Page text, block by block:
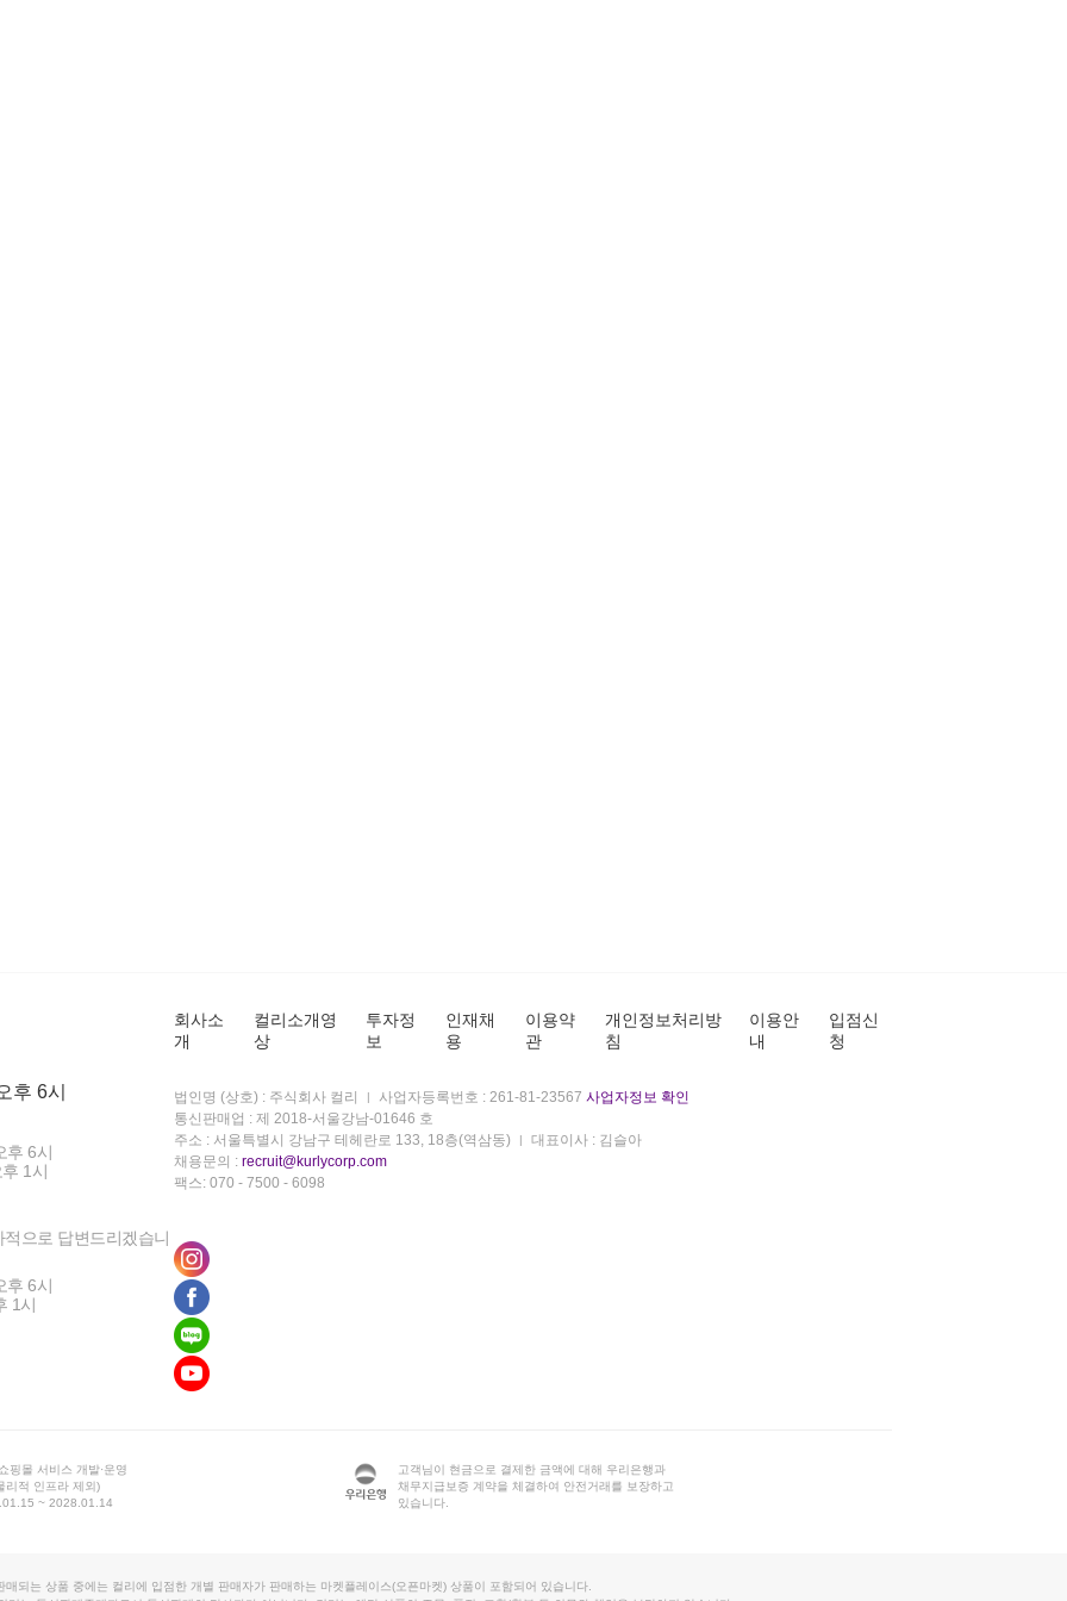
후 6시
후 6시
1시
으로 답변드리겠습니
후 6시
1시
회사소
개
컬리소개영
상
투자정
보
인재채
용
이용약
관
개인정보처리방
침
이용안
내
입점신
청
법인명 (상호) : 주식회사 컬리 사업자등록번호 : 261-81-23567 사업자정보 확인
통신판매업 : 제 2018-서울강남-01646 호
주소 : 서울특별시 강남구 테헤란로 133, 18층(역삼동)
대표이사 : 김슬아
채용문의 : recruit@kurlycorp.com
팩스: 070 - 7500 - 6098
핑몰 서비스 개발·운영
리적 인프라 제외)
~ 2028.01.14
고객님이 현금으로 결제한 금액에 대해 우리은행과
채무지급보증 계약을 체결하여 안전거래를 보장하고
있습니다.
매되는 상품 중에는 컬리에 입점한 개별 판매자가 판매하는 마켓플레이스(오픈마켓) 상품이 포함되어 있습니다.